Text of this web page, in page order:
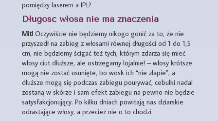
pomiędzy laserem a IPL?
Długość włosa nie ma znaczenia
Mit! Oczywiście nie będziemy nikogo gonić za to, że nie
przyszedł na zabieg z włosami równej długości od 1 do 1,5
cm, nie będziemy ścigać też tych, którym zdarza się mieć
włosy ciut dłuższe, ale ostrzegamy lojalnie! – włosy krótsze
mogą nie zostać usunięte, bo wosk ich “nie złapie”, a
dłuższe mogą się podczas zabiegu pourywać, cebulki nadal
zostaną w skórze i sam efekt zabiegu na pewno nie będzie
satysfakcjonujący. Po kilku dniach powitają nas dziarskie
odrastające włosy, a przecież nie o to chodzi.